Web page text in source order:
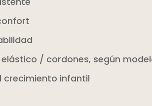
/ cordones, según
crecimiento infantil